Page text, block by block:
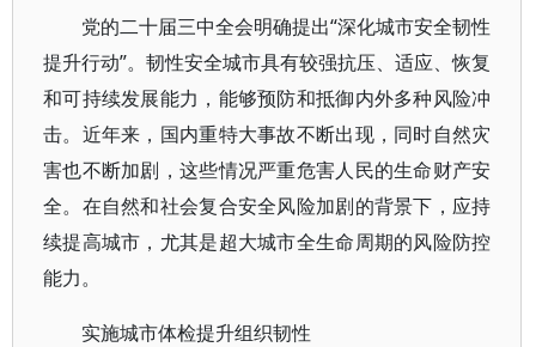
党的二十届三中全会明确提出“深化城市安全韧性
提升行动”。韧性安全城市具有较强抗压、适应、恢复
和可持续发展能力，能够预防和抵御内外多种风险冲
击。近年来，国内重特大事故不断出现，同时自然灾
害也不断加剧，这些情况严重危害人民的生命财产安
全。在自然和社会复合安全风险加剧的背景下，应持
续提高城市，尤其是超大城市全生命周期的风险防控
能力。
实施城市体检提升组织韧性